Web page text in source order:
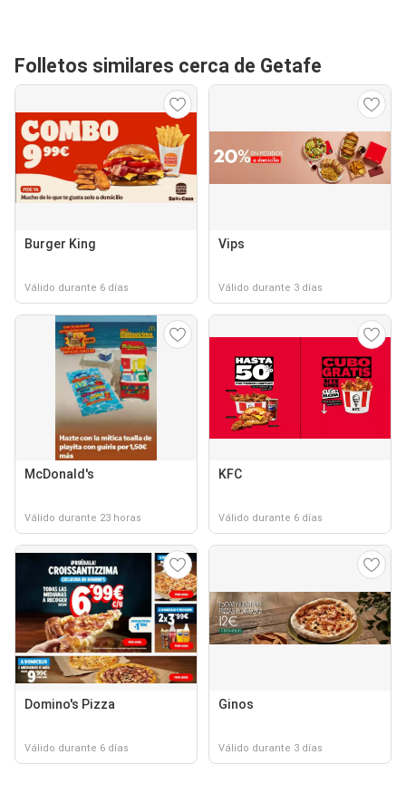
Folletos similares cerca de Getafe
Burger King
Válido durante 6 días
Vips
Válido durante 3 días
McDonald's
Válido durante 23 horas
KFC
Válido durante 6 días
Domino's Pizza
Válido durante 6 días
Ginos
Válido durante 3 días